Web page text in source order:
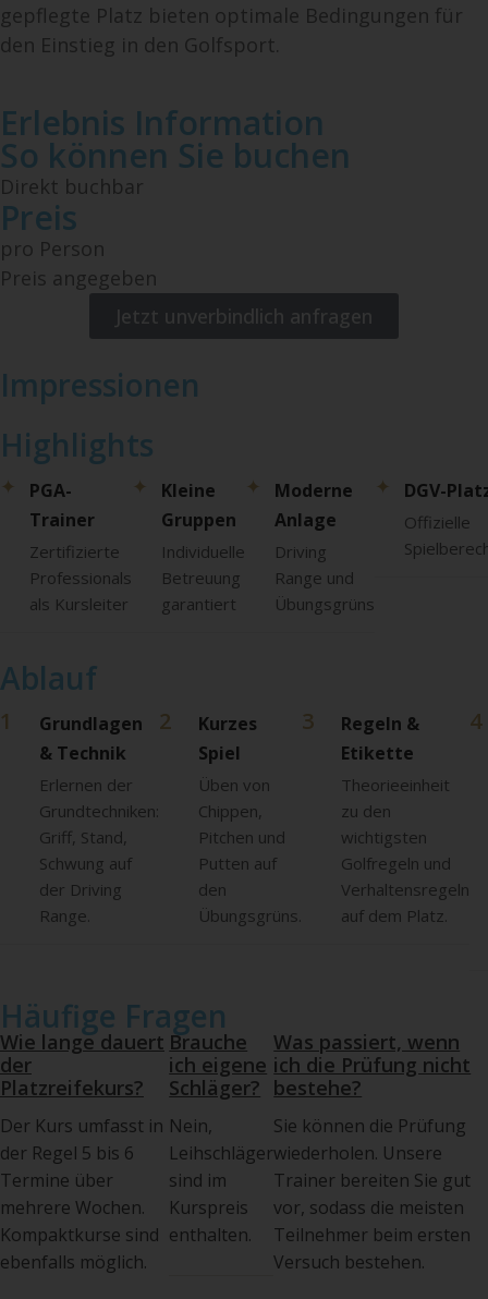
gepflegte Platz bieten optimale Bedingungen für
den Einstieg in den Golfsport.
Erlebnis Information
So können Sie buchen
Direkt buchbar
Preis
pro Person
Preis angegeben
Jetzt unverbindlich anfragen
Impressionen
Highlights
✦
PGA-
Trainer
Zertifizierte
Professionals
als Kursleiter
✦
Kleine
Gruppen
Individuelle
Betreuung
garantiert
✦
Moderne
Anlage
Driving
Range und
Übungsgrüns
✦ DGV-
Offizielle
Ablauf
1
Grundlagen
& Technik
Erlernen der
Grundtechniken:
Griff, Stand,
Schwung auf
der Driving
Range.
2
Kurzes
Spiel
Üben von
Chippen,
Pitchen und
Putten auf
den
Übungsgrüns.
3
Regeln &
Etikette
Theorieeinheit
zu den
wichtigsten
Golfregeln und
Verhaltensregeln
auf dem Platz.
4
Häufige Fragen
Wie lange dauert
der
Platzreifekurs?
Der Kurs umfasst in
der Regel 5 bis 6
Termine über
mehrere Wochen.
Kompaktkurse sind
ebenfalls möglich.
Brauche
ich eigene
Schläger?
Nein,
Leihschläger
sind im
Kurspreis
enthalten.
Was passiert, wenn
ich die Prüfung nicht
bestehe?
Sie können die Prüfung
wiederholen. Unsere
Trainer bereiten Sie gut
vor, sodass die meisten
Teilnehmer beim ersten
Versuch bestehen.